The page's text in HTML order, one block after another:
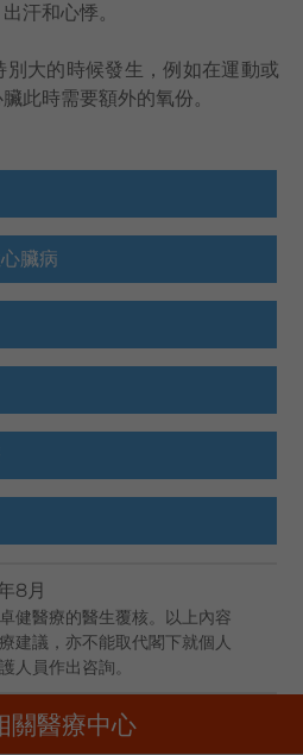
汗和心悸。
大的時候發生，例如在運動或
此時需要額外的氧份。
臟病
8月
健醫療的醫生覆核。以上內容
建議，亦不能取代閣下就個人
人員作出咨詢。
關醫療中心